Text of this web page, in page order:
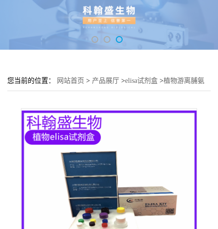
您当前的位置： 网站首页 > 产品展厅 >elisa试剂盒 >植物游离脯氨